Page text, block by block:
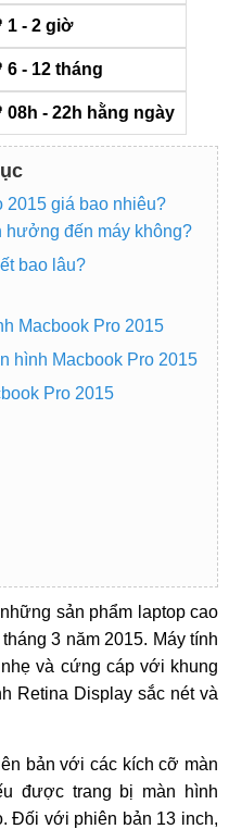
1 - 2 giờ
6 - 12 tháng
08h - 22h hằng ngày
2015 giá bao nhiêu?
hưởng đến máy không?
bao lâu?
Macbook Pro 2015
hình Macbook Pro 2015
Pro 2015
sản phẩm laptop cao
3 năm 2015. Máy tính
và cứng cáp với khung
Retina Display sắc nét và
bản với các kích cỡ màn
được trang bị màn hình
Đối với phiên bản 13 inch,